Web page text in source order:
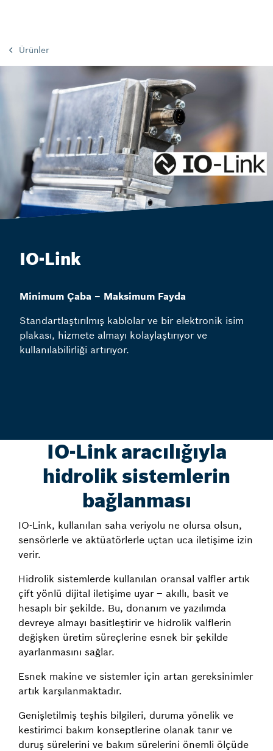
Ürünler
IO-Link
Minimum Çaba – Maksimum Fayda
Standartlaştırılmış kablolar ve bir elektronik isim
plakası, hizmete almayı kolaylaştırıyor ve
kullanılabilirliği artırıyor.
IO-Link aracılığıyla
hidrolik sistemlerin
bağlanması
IO-Link, kullanılan saha veriyolu ne olursa olsun,
sensörlerle ve aktüatörlerle uçtan uca iletişime izin
verir.
Hidrolik sistemlerde kullanılan oransal valfler artık
çift yönlü dijital iletişime uyar – akıllı, basit ve
hesaplı bir şekilde. Bu, donanım ve yazılımda
devreye almayı basitleştirir ve hidrolik valflerin
değişken üretim süreçlerine esnek bir şekilde
ayarlanmasını sağlar.
Esnek makine ve sistemler için artan gereksinimler
artık karşılanmaktadır.
Genişletilmiş teşhis bilgileri, duruma yönelik ve
kestirimci bakım konseptlerine olanak tanır ve
duruş sürelerini ve bakım sürelerini önemli ölçüde